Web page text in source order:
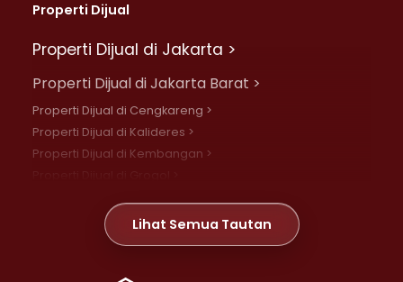
Properti Dijual
Properti Dijual di Jakarta >
Properti Dijual di Jakarta Barat >
Properti Dijual di Cengkareng >
Properti Dijual di Kalideres >
Properti Dijual di Kembangan >
Properti Dijual di Meruya >
Properti Dijual di Jelambar >
Lihat Semua Tautan